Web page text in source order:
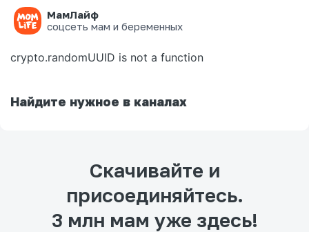
МамЛайф
соцсеть мам и беременных
Ошибка на странице
crypto.randomUUID is not a function
Найдите нужное в каналах
Скачивайте и
присоединяйтесь.
3 млн мам уже здесь!